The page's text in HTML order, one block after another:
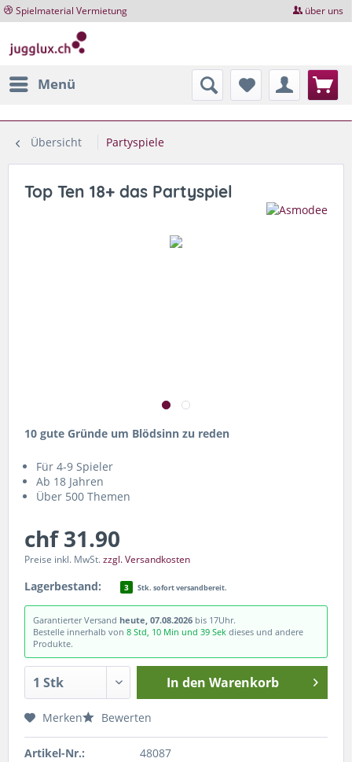
Spielmaterial Vermietung über uns
Menü
Übersicht Partyspiele
Top Ten 18+ das Partyspiel
10 gute Gründe um Blödsinn zu reden
Für 4-9 Spieler
Ab 18 Jahren
Über 500 Themen
chf 31.90
Preise inkl. MwSt.zzgl. Versandkosten
Lagerbestand: 3 Stk. sofort versandbereit.
Garantierter Versand heute, 07.08.2026 bis 17Uhr.
Bestelle innerhalb von 8 Std, 10 Min und 39 Sek dieses und andere
Produkte.
In den Warenkorb
Merken Bewerten
Artikel-Nr.:
48087